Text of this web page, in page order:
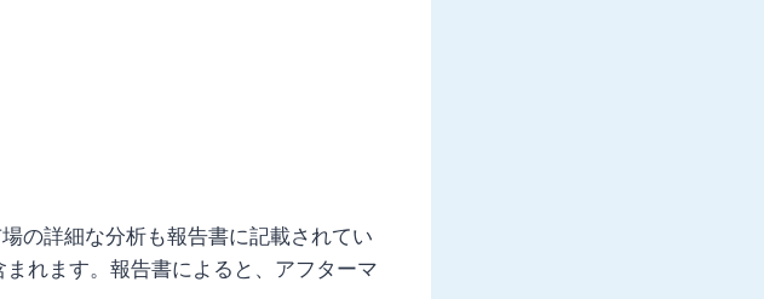
の詳細な分析も報告書に記載されてい
れます。報告書によると、アフターマ